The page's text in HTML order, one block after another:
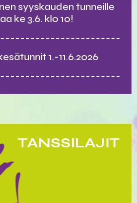
syyskauden tunneille
ke 3.6. klo 10!
1.-11.6.2026
TANSSILAJIT